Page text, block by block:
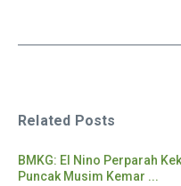
Related Posts
BMKG: El Nino Perparah
Puncak Musim Kemar ...